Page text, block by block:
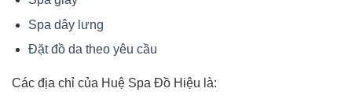
Spa dây lưng
Đặt đồ da theo yêu cầu
Các địa chỉ của Huệ Spa Đồ Hiệu là: